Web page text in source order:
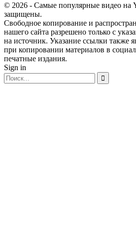
© 2026 - Самые популярные видео на
защищены.
Свободное копирование и
нашего сайта разрешено только с
на источник. Указание ссылки также
при копировании материалов в
печатные издания.
Sign in